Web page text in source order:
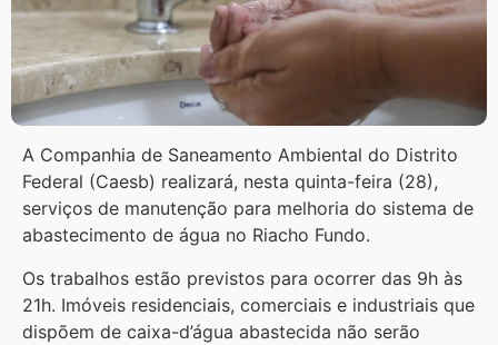
A Companhia de Saneamento Ambiental do Distrito
Federal (Caesb) realizará, nesta quinta-feira (28),
serviços de manutenção para melhoria do sistema de
abastecimento de água no Riacho Fundo.
Os trabalhos estão previstos para ocorrer das 9h às
21h. Imóveis residenciais, comerciais e industriais que
dispõem de caixa-d’água abastecida não serão